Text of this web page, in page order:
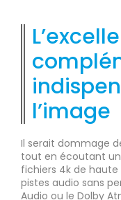
l’image
Il serait dommage
tout en écoutant
fichiers 4k de
pistes audio sans
Audio ou le Dolby